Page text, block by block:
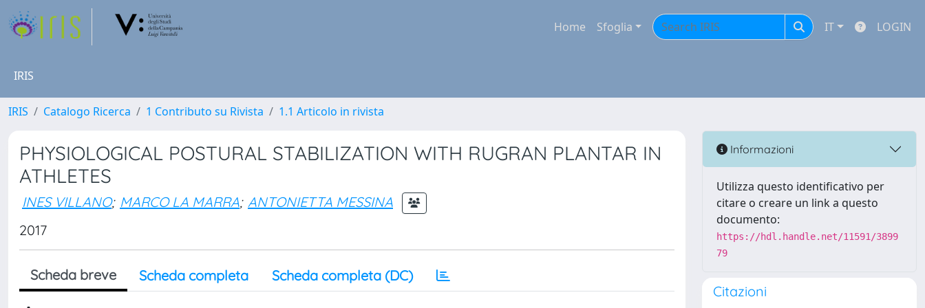
Home Sfoglia IT LOGIN
IRIS
IRIS Catalogo Ricerca 1 Contributo su Rivista 1.1 Articolo in rivista
PHYSIOLOGICAL POSTURAL STABILIZATION WITH RUGRAN PLANTAR IN
ATHLETES
INES VILLANO; MARCO LA MARRA; ANTONIETTA MESSINA
2017
Scheda breve Scheda completa Scheda completa (DC)
Informazioni
Utilizza questo identificativo per
citare o creare un link a questo
documento:
https://hdl.handle.net/11591/3899
79
Citazioni